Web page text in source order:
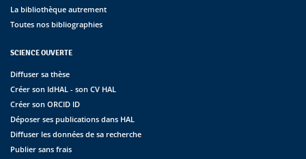
La bibliothèque autrement
Toutes nos bibliographies
SCIENCE OUVERTE
Diffuser sa thèse
Créer son IdHAL - son CV HAL
Créer son ORCID ID
Déposer ses publications dans HAL
Diffuser les données de sa recherche
Publier sans frais